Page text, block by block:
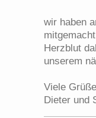
wir haben
Herzblut
unserem
Viele
Dieter und